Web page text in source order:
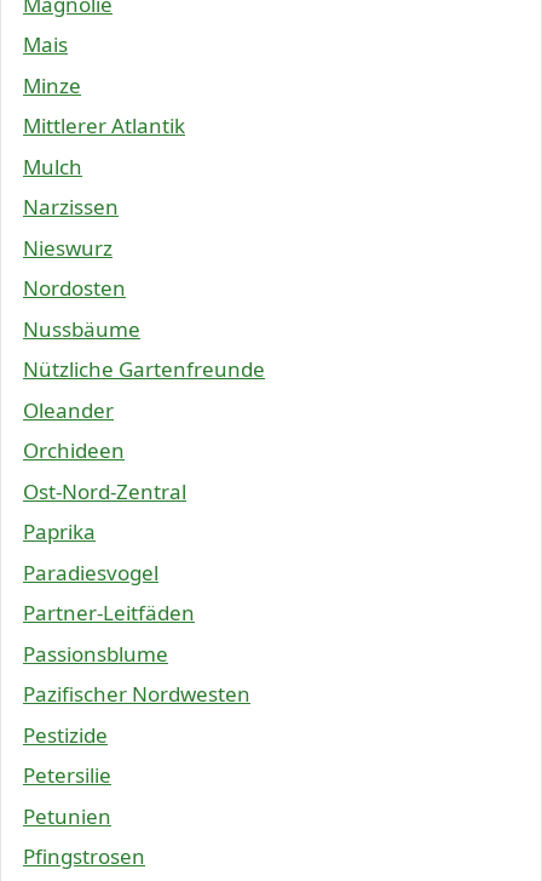
Mais
Minze
Mittlerer Atlantik
Mulch
Narzissen
Nieswurz
Nordosten
Nussbäume
Nützliche Gartenfreunde
Oleander
Orchideen
Ost-Nord-Zentral
Paprika
Paradiesvogel
Partner-Leitfäden
Passionsblume
Pazifischer Nordwesten
Pestizide
Petersilie
Petunien
Pfingstrosen